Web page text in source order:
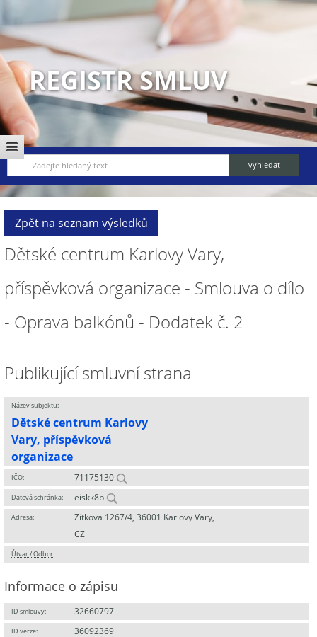
REGISTR SMLUV
Zpět na seznam výsledků
Dětské centrum Karlovy Vary,
příspěvková organizace - Smlouva o dílo
- Oprava balkónů - Dodatek č. 2
Publikující smluvní strana
Název subjektu:
Dětské centrum Karlovy
Vary, příspěvková
organizace
IČO: 71175130
Datová schránka: eiskk8b
Adresa:
Zítkova 1267/4, 36001 Karlovy Vary,
CZ
Útvar / Odbor:
Informace o zápisu
ID smlouvy: 32660797
ID verze: 36092369